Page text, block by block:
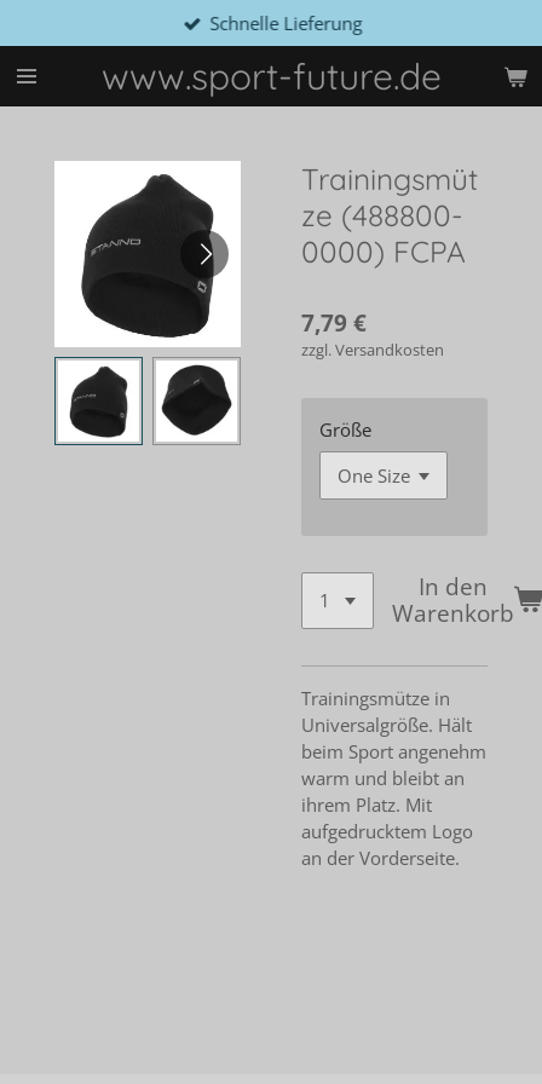
Hauptinhalt
springen
www.sport-future.de
Schnelle Lieferung
Trainingsmüt
ze (488800-
0000) FCPA
7,79 €
zzgl. Versandkosten
Größe
In den
Warenkorb
Trainingsmütze in
Universalgröße. Hält
beim Sport angenehm
warm und bleibt an
ihrem Platz. Mit
aufgedrucktem Logo
an der Vorderseite.